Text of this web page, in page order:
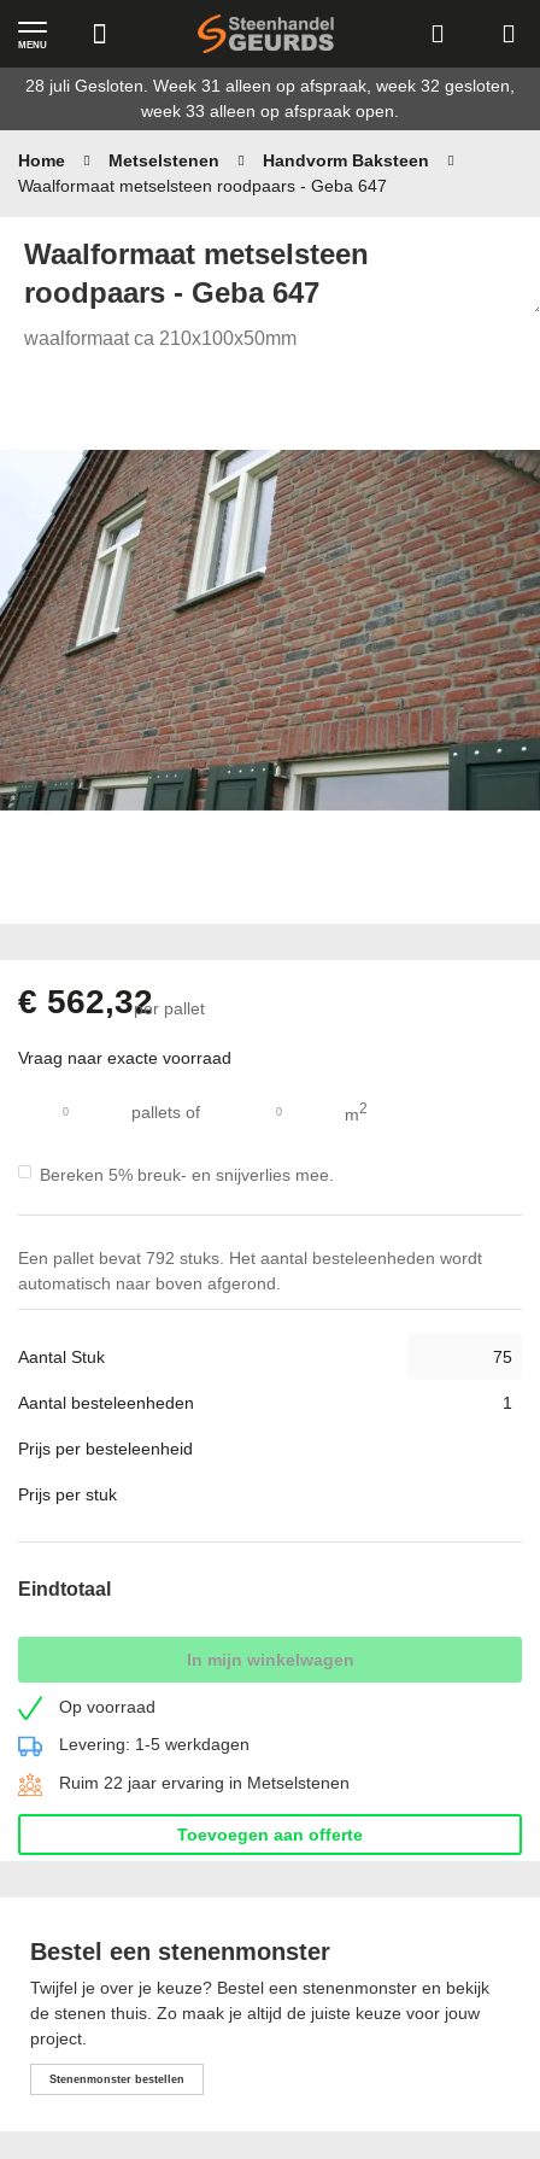
Ga
de
inhoud
28 juli Gesloten. Week 31 alleen op afspraak, week 32 gesloten,
week 33 alleen op afspraak open.
MENU
Home Metselstenen
Handvorm Baksteen
Waalformaat metselsteen roodpaars - Geba 647
Waalformaat metselsteen
roodpaars - Geba 647
waalformaat ca 210x100x50mm
afbeeldingen-
gallerij
begin
van
afbeeldingen-
€ 562,32per pallet
Vraag naar exacte voorraad
pallets of m2
Bereken 5% breuk- en snijverlies mee.
Een pallet bevat 792 stuks. Het aantal besteleenheden wordt
automatisch naar boven afgerond.
Aantal Stuk
Aantal besteleenheden
Prijs per besteleenheid
Prijs per stuk
Eindtotaal
In mijn winkelwagen
Op voorraad
Levering: 1-5 werkdagen
Ruim 22 jaar ervaring in Metselstenen
Toevoegen aan offerte
Bestel een stenenmonster
Twijfel je over je keuze? Bestel een stenenmonster en bekijk
de stenen thuis. Zo maak je altijd de juiste keuze voor jouw
project.
Stenenmonster bestellen